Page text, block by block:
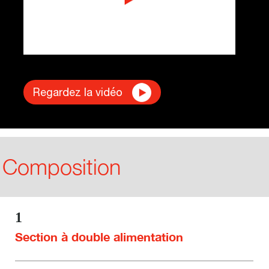
Regardez la vidéo
Composition
1
Section à double alimentation